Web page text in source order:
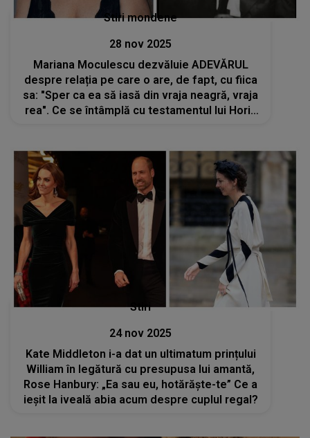
Stiri mondene
28 nov 2025
Mariana Moculescu dezvăluie ADEVĂRUL
despre relația pe care o are, de fapt, cu fiica
sa: "Sper ca ea să iasă din vraja neagră, vraja
rea". Ce se întâmplă cu testamentul lui Horia
Stiri
24 nov 2025
Kate Middleton i-a dat un ultimatum prințului
William în legătură cu presupusa lui amantă,
Rose Hanbury: „Ea sau eu, hotărăște-te” Ce a
ieșit la iveală abia acum despre cuplul regal?